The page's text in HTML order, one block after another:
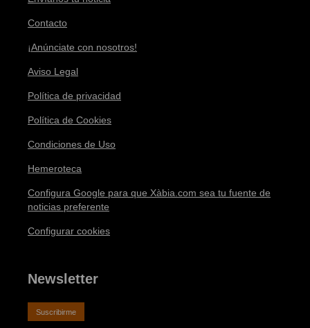
Contacto
¡Anúnciate con nosotros!
Aviso Legal
Política de privacidad
Política de Cookies
Condiciones de Uso
Hemeroteca
Configura Google para que Xàbia.com sea tu fuente de
noticias preferente
Configurar cookies
Newsletter
Suscribirme